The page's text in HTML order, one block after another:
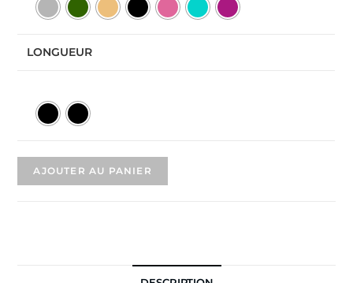
LONGUEUR
AJOUTER AU PANIER